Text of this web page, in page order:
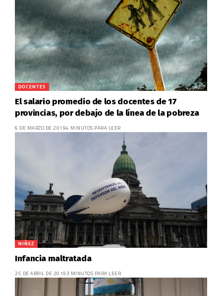
DOCENTES
El salario promedio de los docentes de 17
provincias, por debajo de la línea de la pobreza
6 DE MARZO DE 20194 MINUTOS PARA LEER
NIÑEZ
Infancia maltratada
25 DE ABRIL DE 2019 3 MINUTOS PARA LEER